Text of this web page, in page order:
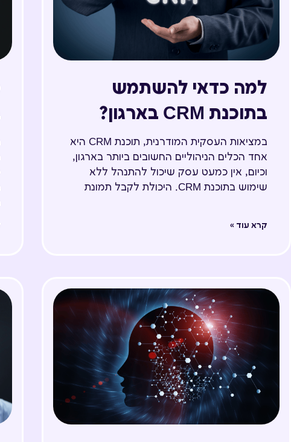
למה כדאי להשתמש
בתוכנת CRM בארגון?
במציאות העסקית המודרנית, תוכנת CRM היא
אחד הכלים הניהוליים החשובים ביותר בארגון,
וכיום, אין כמעט עסק שיכול להתנהל ללא
שימוש בתוכנת CRM. היכולת לקבל תמונת
קרא עוד »